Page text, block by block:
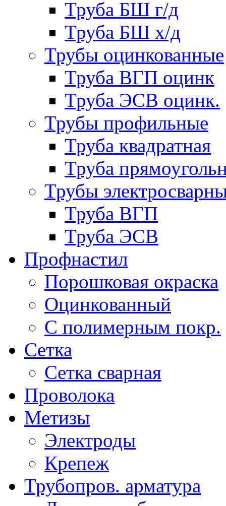
Труба БШ г/д
Труба БШ х/д
Трубы оцинкованные
Труба ВГП оцинк
Труба ЭСВ оцинк.
Трубы профильные
Труба квадратная
Труба
Трубы
Труба ВГП
Труба ЭСВ
Профнастил
Порошковая окраска
Оцинкованный
C полимерным покр.
Сетка
Сетка сварная
Проволока
Метизы
Электроды
Крепеж
Трубопров. арматура